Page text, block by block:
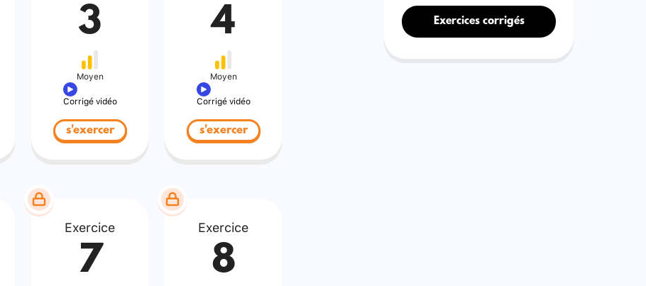
3
Moyen
Corrigé vidéo
s'exercer
4
Moyen
Corrigé vidéo
s'exercer
Exercice
7
Exercice
8
Exercices corrigés